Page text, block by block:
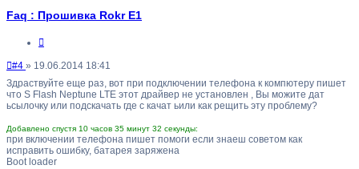
Faq : Прошивка Rokr E1
Непрочитанное
сообщение
#4 » 19.06.2014 18:41
Здраствуйте еще раз, вот при подключении телефона к компютеру пишет
что S Flash Neptune LTE этот драйвер не установлен , Вы можите дат
ьсылочку или подскачать где с качат ьили как рещить эту проблему?
Добавлено спустя 10 часов 35 минут 32 секунды:
при включении телефона пишет помоги если знаеш советом как
исправить ошибку, батарея заряжена
Boot loader